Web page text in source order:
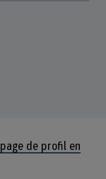
page de profil en